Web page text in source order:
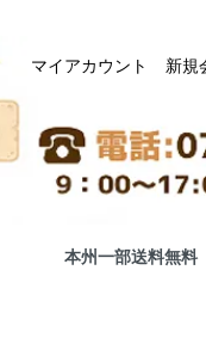
本州一部送料無料
マイアカウント 新規